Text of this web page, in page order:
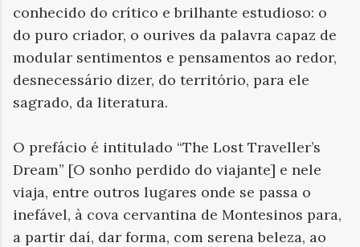
conhecido do crítico e brilhante estudioso: o
do puro criador, o ourives da palavra capaz de
modular sentimentos e pensamentos ao redor,
desnecessário dizer, do território, para ele
sagrado, da literatura.
O prefácio é intitulado “The Lost Traveller’s
Dream” [O sonho perdido do viajante] e nele
viaja, entre outros lugares onde se passa o
inefável, à cova cervantina de Montesinos para,
a partir daí, dar forma, com serena beleza, ao